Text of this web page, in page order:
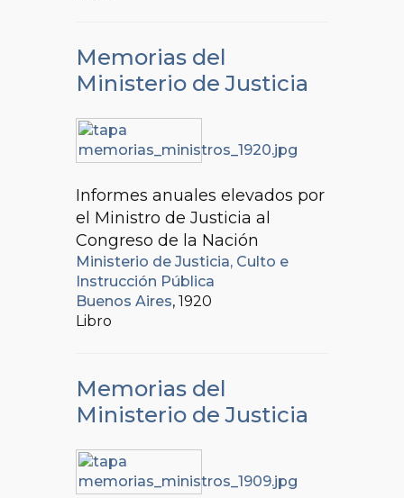
Memorias del
Ministerio de Justicia
Informes anuales elevados por
el Ministro de Justicia al
Congreso de la Nación
Ministerio de Justicia, Culto e
Instrucción Pública
Buenos Aires, 1920
Libro
Memorias del
Ministerio de Justicia